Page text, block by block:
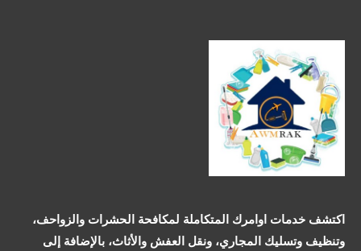
اكتشف خدمات اوامرك المتكاملة لمكافحة الحشرات والزواحف،
وتنظيف وتسليك المجاري، ونقل العفش والأثاث، بالإضافة إلى